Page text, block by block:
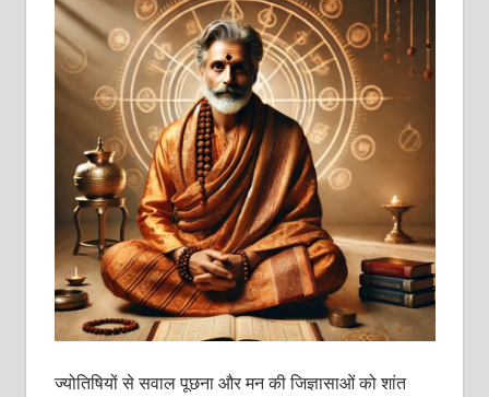
ज्योतिषियों से सवाल पूछना और मन की जिज्ञासाओं को शांत